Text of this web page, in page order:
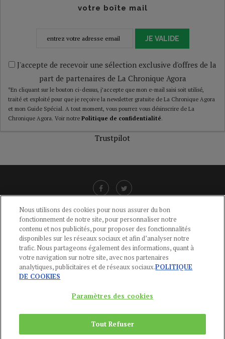
votre boîte mail
JE VALIDE
J'accepte de recevoir une sélection exclusive d'offres de la
part de partenaires de La Chronique Agora
*En cliquant sur le bouton ci-dessus, j’accepte que mon e-mail saisi soit utilisé,
traité et exploité pour que je reçoive la newsletter gratuite de La Chronique Agora
et mon Guide Spécial. A tout moment, vous pourrez vous désinscrire de La
Chronique Agora. Voir notre Politique de confidentialité.
Trustpilot
CGU-POLITIQUE DE CONFIDENTIALITÉ -POLITIQUE DES COOKIES
MENTIONS LÉGALES -AIDE
CONTACT
01 44 59 91 11
Du Lundi au Vendredi, 9h-13h et 14h-17h
Copyright © 2024Publications Agora
Nous utilisons des cookies pour nous assurer du bon
fonctionnement de notre site, pour personnaliser notre
contenu et nos publicités, pour proposer des fonctionnalités
disponibles sur les réseaux sociaux et afin d’analyser notre
trafic. Nous partageons également des informations, quant à
votre navigation sur notre site, avec nos partenaires
analytiques, publicitaires et de réseaux sociaux.POLITIQUE
DE COOKIES
Paramètres des cookies
Tout Refuser